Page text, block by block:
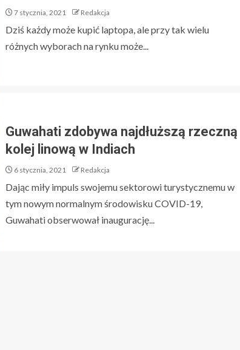
7 stycznia, 2021 Redakcja
Dziś każdy może kupić laptopa, ale przy tak wielu
różnych wyborach na rynku może...
Guwahati zdobywa najdłuższą rzeczną
kolej linową w Indiach
6 stycznia, 2021 Redakcja
Dając miły impuls swojemu sektorowi turystycznemu w
tym nowym normalnym środowisku COVID-19,
Guwahati obserwował inaugurację...